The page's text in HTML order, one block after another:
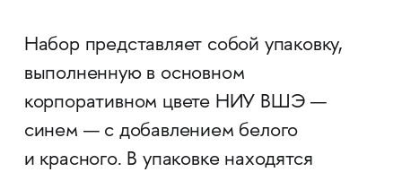
Набор представляет собой упаковку,
выполненную в основном
корпоративном цвете НИУ ВШЭ —
синем — с добавлением белого
и красного. В упаковке находятся